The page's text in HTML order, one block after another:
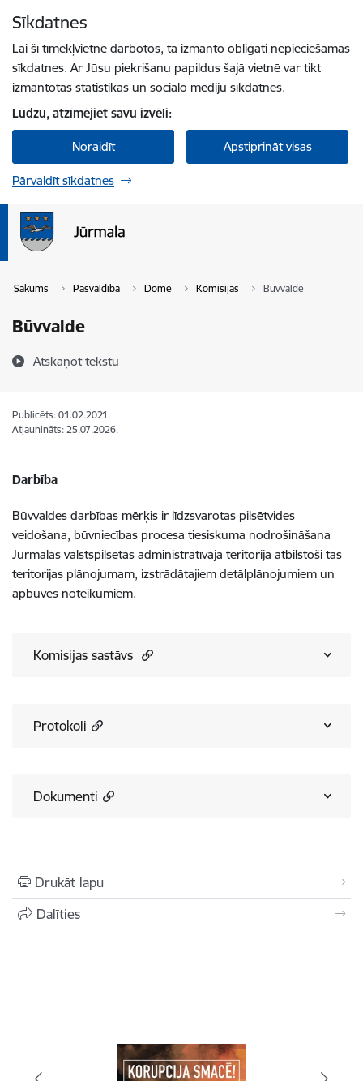
Sīkdatnes
Lai šī tīmekļvietne darbotos, tā izmanto obligāti nepieciešamās
sīkdatnes. Ar Jūsu piekrišanu papildus šajā vietnē var tikt
izmantotas statistikas un sociālo mediju sīkdatnes.
Lūdzu, atzīmējiet savu izvēli:
Noraidīt Apstiprināt visas
Pārvaldīt sīkdatnes
Sākums Pašvaldība Dome Komisijas Būvvalde
Būvvalde
Atskaņot tekstu
Publicēts: 01.02.2021.
Atjaunināts: 25.07.2026.
Darbība
Būvvaldes darbības mērķis ir līdzsvarotas pilsētvides
veidošana, būvniecības procesa tiesiskuma nodrošināšana
Jūrmalas valstspilsētas administratīvajā teritorijā atbilstoši tās
teritorijas plānojumam, izstrādātajiem detālplānojumiem un
apbūves noteikumiem.
Komisijas sastāvs
Protokoli
Dokumenti
Drukāt lapu
Dalīties